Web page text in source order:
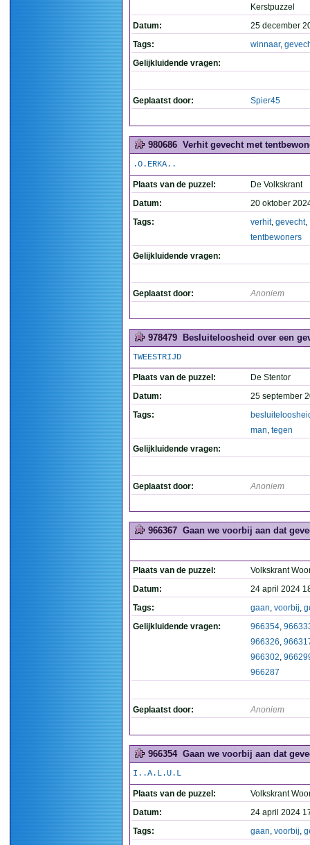
Kerstpuzzel
Datum:
25 december
Tags:
winnaar,
Gelijkluidende vragen:
Geplaatst door: Spier45
980686 Verhit gevecht met
.O.ERKA..
Plaats van de puzzel:
De Volkskrant
Datum:
20 oktober
Tags:
verhit, gevecht,
tentbewoners
Gelijkluidende vragen:
Geplaatst door: Anoniem
978479 Besluiteloosheid over een
TWEESTRIJD
Plaats van de puzzel:
De Stentor
Datum:
25 september
Tags:
man, tegen
Gelijkluidende vragen:
Geplaatst door: Anoniem
966367 Gaan we voorbij aan dat
Plaats van de puzzel:
Volkskrant
Datum:
24 april 2024
Tags:
gaan, voorbij,
Gelijkluidende vragen:
966354,
966326,
966302,
966287
Geplaatst door: Anoniem
966354 Gaan we voorbij aan dat
I..A.L.U.L
Plaats van de puzzel:
Volkskrant
Datum:
24 april 2024
Tags:
gaan, voorbij,